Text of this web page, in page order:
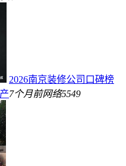
2026南京装修公司口碑榜
7个月前网络5549